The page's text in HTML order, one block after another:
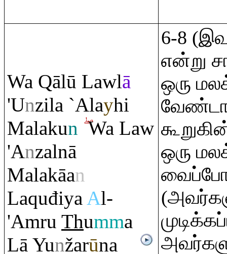
Wa Qālū Lawlā
'Unzila `Alayhi
Malakun Wa Law
'Anzalnā
Malakāan
LaquđiyaAl-
'Amru Thumma
Lā Yunžarūna
6-8
என்று
ஒரு
ஒரு